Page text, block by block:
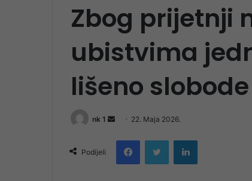
Zbog prijetnji
ubistvima
lišeno slobode
nk 1
Send
email
22. Maja 2026.
Podijeli
FacebookTwitter LinkedIn